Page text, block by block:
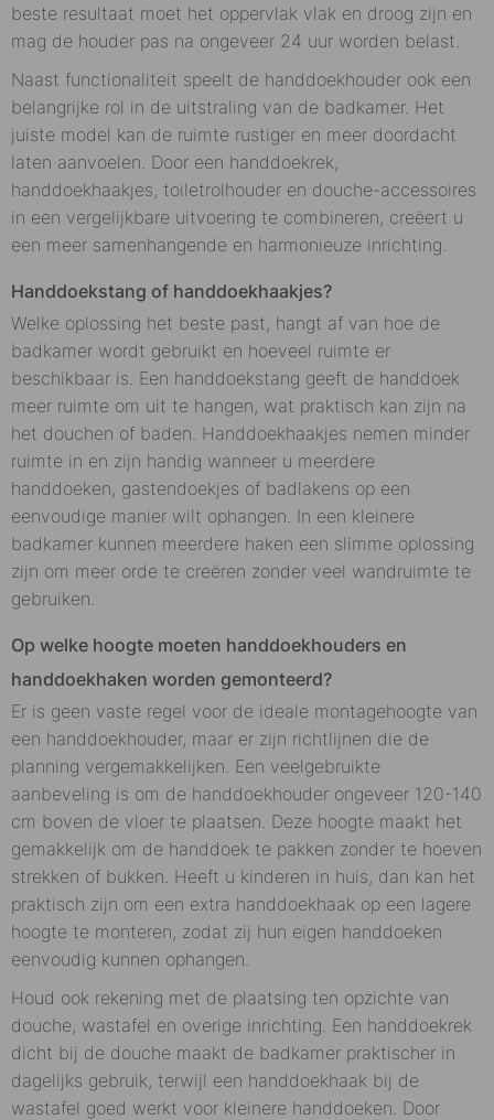
beste resultaat moet het oppervlak vlak en droog zijn en
mag de houder pas na ongeveer 24 uur worden belast.
Naast functionaliteit speelt de handdoekhouder ook een
belangrijke rol in de uitstraling van de badkamer. Het
juiste model kan de ruimte rustiger en meer doordacht
laten aanvoelen. Door een handdoekrek,
handdoekhaakjes, toiletrolhouder en douche-accessoires
in een vergelijkbare uitvoering te combineren, creëert u
een meer samenhangende en harmonieuze inrichting.
Handdoekstang of handdoekhaakjes?
Welke oplossing het beste past, hangt af van hoe de
badkamer wordt gebruikt en hoeveel ruimte er
beschikbaar is. Een handdoekstang geeft de handdoek
meer ruimte om uit te hangen, wat praktisch kan zijn na
het douchen of baden. Handdoekhaakjes nemen minder
ruimte in en zijn handig wanneer u meerdere
handdoeken, gastendoekjes of badlakens op een
eenvoudige manier wilt ophangen. In een kleinere
badkamer kunnen meerdere haken een slimme oplossing
zijn om meer orde te creëren zonder veel wandruimte te
gebruiken.
Op welke hoogte moeten handdoekhouders en
handdoekhaken worden gemonteerd?
Er is geen vaste regel voor de ideale montagehoogte van
een handdoekhouder, maar er zijn richtlijnen die de
planning vergemakkelijken. Een veelgebruikte
aanbeveling is om de handdoekhouder ongeveer 120-140
cm boven de vloer te plaatsen. Deze hoogte maakt het
gemakkelijk om de handdoek te pakken zonder te hoeven
strekken of bukken. Heeft u kinderen in huis, dan kan het
praktisch zijn om een extra handdoekhaak op een lagere
hoogte te monteren, zodat zij hun eigen handdoeken
eenvoudig kunnen ophangen.
Houd ook rekening met de plaatsing ten opzichte van
douche, wastafel en overige inrichting. Een handdoekrek
dicht bij de douche maakt de badkamer praktischer in
dagelijks gebruik, terwijl een handdoekhaak bij de
wastafel goed werkt voor kleinere handdoeken. Door